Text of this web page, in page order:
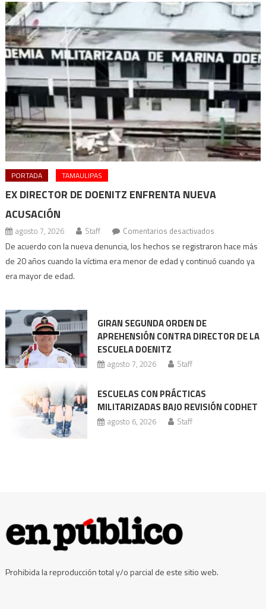
PORTADA TAMAULIPAS
EX DIRECTOR DE DOENITZ ENFRENTA NUEVA
ACUSACIÓN
agosto 7, 2026 Staff Comentarios desactivadosen
Ex
director
De acuerdo con la nueva denuncia, los hechos se registraron hace más
de 20 años cuando la víctima era menor de edad y continuó cuando ya
era mayor de edad.
GIRAN SEGUNDA ORDEN DE
APREHENSIÓN CONTRA DIRECTOR DE LA
ESCUELA DOENITZ
agosto 7, 2026 Staff
ESCUELAS CON PRÁCTICAS
MILITARIZADAS BAJO REVISIÓN CODHET
agosto 6, 2026 Staff
Prohibida la reproducción total y/o parcial de este sitio web.